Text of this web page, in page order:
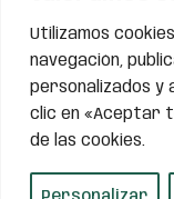
Utilizamos
navegación,
personalizados y
clic en «Aceptar
de las cookies.
Enlaces
Inicio
Perros